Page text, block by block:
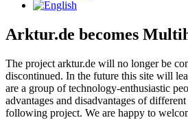
Arktur.de becomes
The project arktur.de will no longer be
discontinued. In the future this site will
are a group of technology-enthusiastic
advantages and disadvantages of
following project. We are happy to